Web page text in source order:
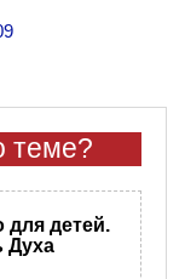
теме?
для детей.
Духа